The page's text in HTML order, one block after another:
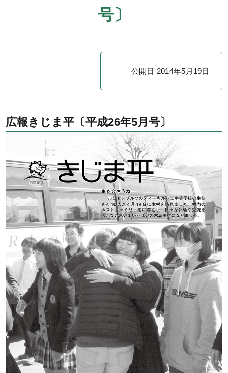
号〕
公開日 2014年5月19日
広報きじま平〔平成26年5月号〕